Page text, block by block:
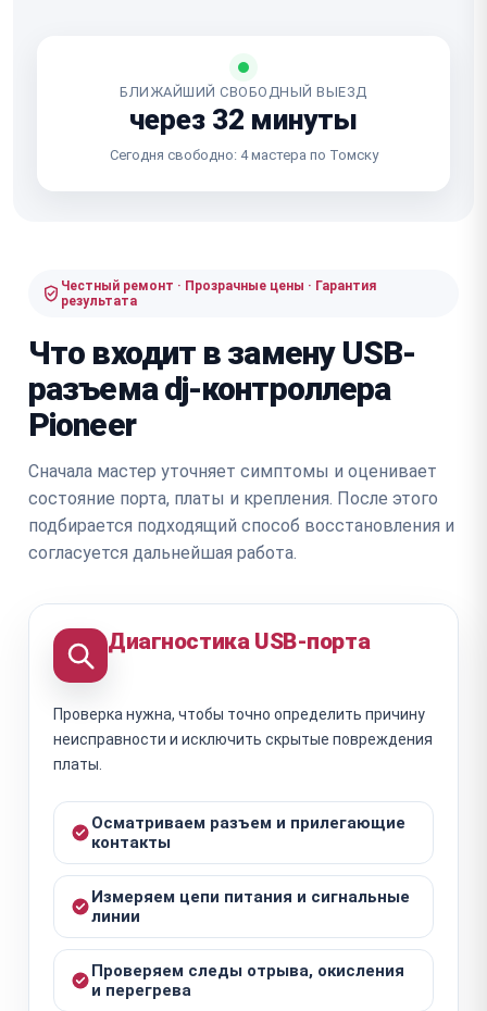
БЛИЖАЙШИЙ СВОБОДНЫЙ ВЫЕЗД
через 32 минуты
Сегодня свободно: 4 мастера по Томску
Честный ремонт · Прозрачные цены · Гарантия
результата
Что входит в замену USB-
разъема dj-контроллера
Pioneer
Сначала мастер уточняет симптомы и оценивает
состояние порта, платы и крепления. После этого
подбирается подходящий способ восстановления и
согласуется дальнейшая работа.
Диагностика USB-порта
Проверка нужна, чтобы точно определить причину
неисправности и исключить скрытые повреждения
платы.
Осматриваем разъем и прилегающие
контакты
Измеряем цепи питания и сигнальные
линии
Проверяем следы отрыва, окисления
и перегрева